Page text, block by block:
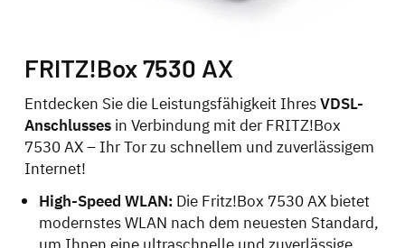
FRITZ!Box 7530 AX
Entdecken Sie die Leistungsfähigkeit IhresVDSL-
Anschlusses in Verbindung mit der FRITZ!Box
7530 AX – Ihr Tor zu schnellem und zuverlässigem
Internet!
High-Speed WLAN: Die Fritz!Box 7530 AX bietet
modernstes WLAN nach dem neuesten Standard,